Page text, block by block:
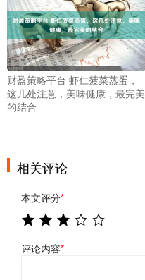
财盈策略平台 虾仁菠菜蒸蛋，
这几处注意，美味健康，最完美
的结合
相关评论
本文评分*
评论内容*